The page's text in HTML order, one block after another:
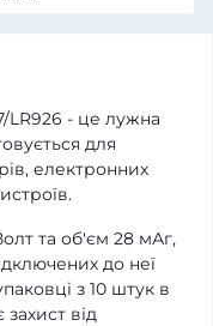
LR926 - це лужна
для
електронних
та об'єм 28 мАг,
до неї
з 10 штук в
від